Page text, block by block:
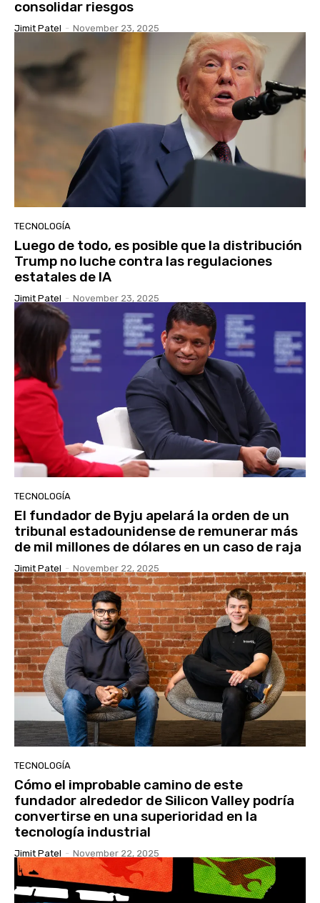
consolidar riesgos
Jimit Patel - November 23, 2025
TECNOLOGÍA
Luego de todo, es posible que la distribución
Trump no luche contra las regulaciones
estatales de IA
Jimit Patel - November 23, 2025
TECNOLOGÍA
El fundador de Byju apelará la orden de un
tribunal estadounidense de remunerar más
de mil millones de dólares en un caso de raja
Jimit Patel - November 22, 2025
TECNOLOGÍA
Cómo el improbable camino de este
fundador alrededor de Silicon Valley podría
convertirse en una superioridad en la
tecnología industrial
Jimit Patel - November 22, 2025